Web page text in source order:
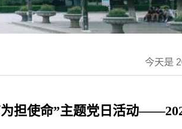
今天是
担使命”主题党日活动